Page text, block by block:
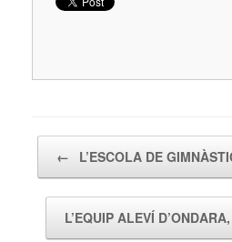
← L’ESCOLA DE
L’EQUIP ALEVÍ